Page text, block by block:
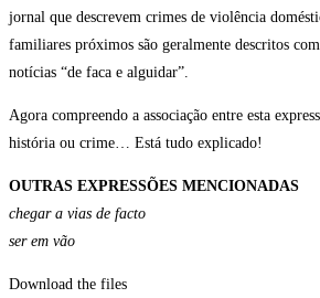
jornal que descrevem crimes de violência
familiares próximos são geralmente descritos
notícias “de faca e alguidar”.
Agora compreendo a associação entre esta
história ou crime… Está tudo explicado!
OUTRAS EXPRESSÕES MENCIONADAS
chegar a vias de facto
ser em vão
Download the files